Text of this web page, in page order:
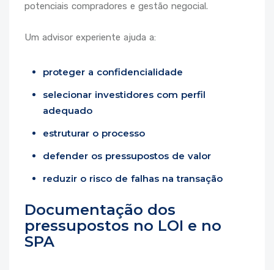
potenciais compradores e gestão negocial.
Um advisor experiente ajuda a:
proteger a confidencialidade
selecionar investidores com perfil
adequado
estruturar o processo
defender os pressupostos de valor
reduzir o risco de falhas na transação
Documentação dos
pressupostos no LOI e no
SPA